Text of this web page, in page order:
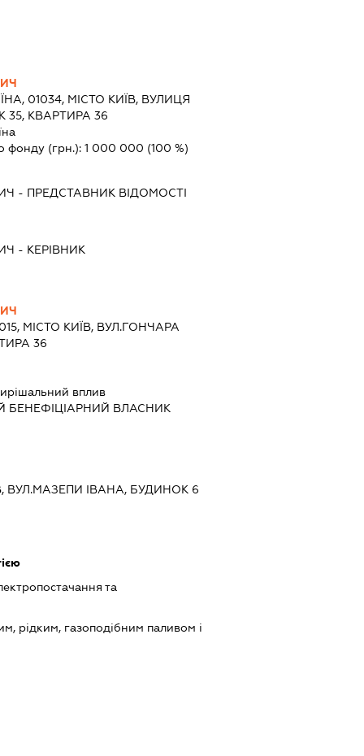
01034, МІСТО КИЇВ, ВУЛИЦЯ
КВАРТИРА 36
фонду (грн.): 1 000 000 (100 %)
- ПРЕДСТАВНИК ВІДОМОСТІ
- КЕРІВНИК
МІСТО КИЇВ, ВУЛ.ГОНЧАРА
36
вплив
БЕНЕФІЦІАРНИЙ ВЛАСНИК
ВУЛ.МАЗЕПИ ІВАНА, БУДИНОК 6
та
рідким, газоподібним паливом і